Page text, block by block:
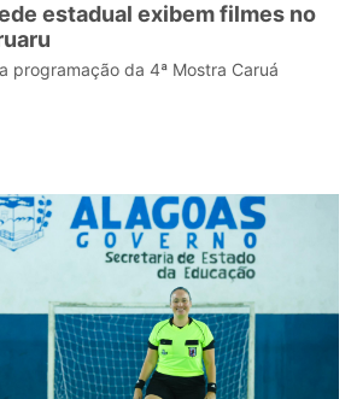
estadual exibem filmes no
programação da 4ª Mostra Caruá